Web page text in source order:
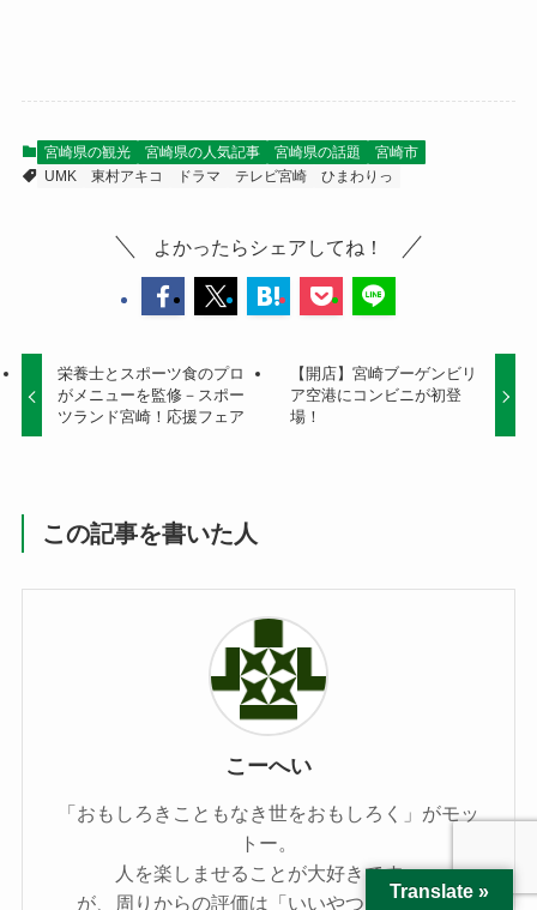
宮崎県の観光 宮崎県の人気記事 宮崎県の話題
宮崎市
UMK
東村アキコ ドラマ テレビ宮崎 ひまわりっ
よかったらシェアしてね！
栄養士とスポーツ食のプロ
がメニューを監修－スポー
ツランド宮崎！応援フェア
【開店】宮崎ブーゲンビリ
ア空港にコンビニが初登
場！
この記事を書いた人
こーへい
「おもしろきこともなき世をおもしろく」がモッ
トー。
人を楽しませることが大好きです。
が、周りからの評価は「いいやつなんだけど
Translate »